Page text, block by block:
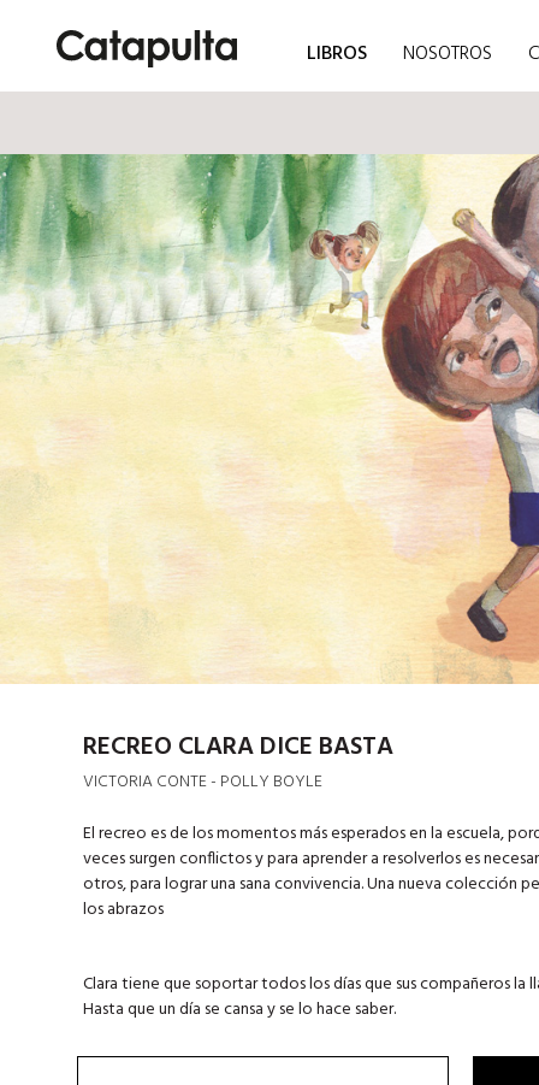
LIBROS NOSOTROS
RECREO CLARA DICE BASTA
VICTORIA CONTE - POLLY BOYLE
El recreo es de los momentos más esperados en la escuela,
veces surgen conflictos y para aprender a resolverlos es
otros, para lograr una sana convivencia. Una nueva colección
los abrazos
Clara tiene que soportar todos los días que sus compañeros
Hasta que un día se cansa y se lo hace saber.